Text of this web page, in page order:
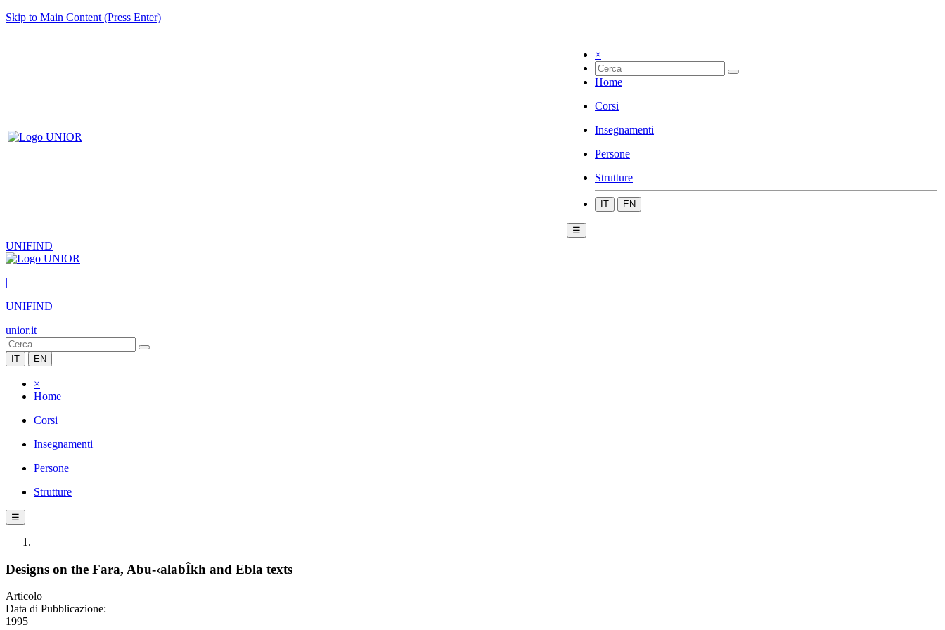
Skip to Main Content (Press Enter)
×
Home
Corsi
Insegnamenti
Persone
Strutture
IT EN
☰
UNIFIND
|
UNIFIND
unior.it
IT EN
×
Home
Corsi
Insegnamenti
Persone
Strutture
☰
Designs on the Fara, Abu-‹alabÎkh and Ebla texts
Articolo
Data di Pubblicazione:
1995